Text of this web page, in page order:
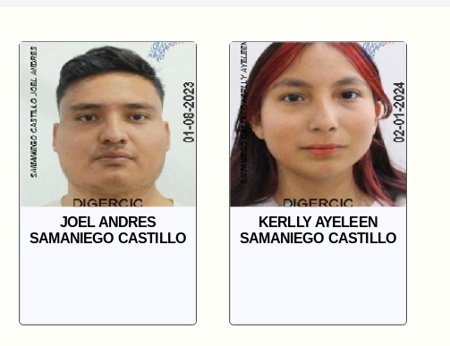
JOEL ANDRES
SAMANIEGO CASTILLO
KERLLY AYELEEN
SAMANIEGO CASTILLO